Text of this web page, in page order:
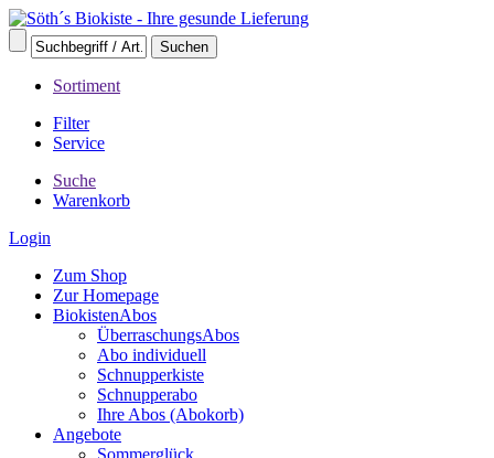
Sortiment
Filter
Service
Suche
Warenkorb
Login
Zum Shop
Zur Homepage
BiokistenAbos
ÜberraschungsAbos
Abo individuell
Schnupperkiste
Schnupperabo
Ihre Abos (Abokorb)
Angebote
Sommerglück